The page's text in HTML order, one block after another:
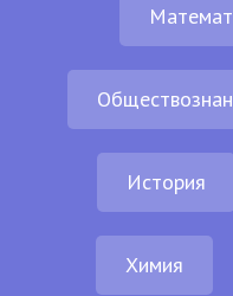
История
Химия